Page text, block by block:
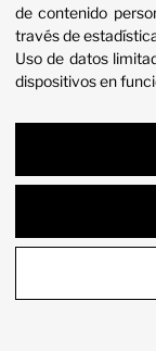
de contenido
través de
Uso de datos
dispositivos en